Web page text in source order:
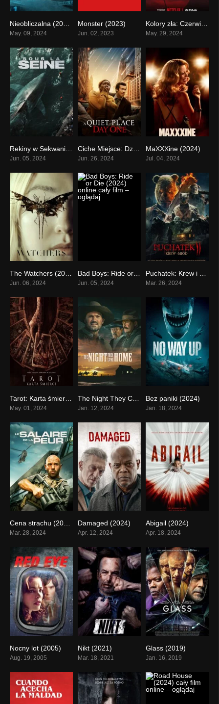
0
May. 09, 2024
Monster (2023)
Jun. 02, 2023
0
Kolory zła: Czerwień (2024)
May. 29, 2024
0
Jun. 05, 2024
0
Ciche Miejsce: Dzień pierwszy (2024)
Jun. 26, 2024
MaXXXine (2024)
Jul. 04, 2024
0
The Watchers (2024)
Jun. 06, 2024
0
Bad Boys: Ride or Die (2024)
Jun. 05, 2024
0
Puchatek: Krew i miód 2 (2024)
Mar. 26, 2024
0
May. 01, 2024
0
The Night They Came Home (2024)
Jan. 12, 2024
Bez paniki (2024)
Jan. 18, 2024
0
Cena strachu (2024)
Mar. 28, 2024
Damaged (2024)
Apr. 12, 2024
Abigail (2024)
Apr. 18, 2024
Nocny lot (2005)
Aug. 19, 2005
Nikt (2021)
Mar. 18, 2021
Glass (2019)
Jan. 16, 2019